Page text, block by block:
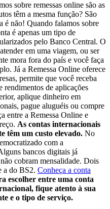
sobre remessas online são as
têm a mesma função? São
é não! Quando falamos sobre
é apenas um tipo de
pelo Banco Central. O
em uma viagem, ou ser
mora fora do país e você faça
Já a Remessa Online oferece
permite que você receba
rendimentos de aplicações
aplique dinheiro em
pague aluguéis ou compre
entre a Remessa Online e
As contas internacionais
têm um custo elevado. No
com a
bancos digitais já
cobram mensalidade. Dois
a do BS2. Conheça a conta
escolher entre uma conta
fique atento à sua
e o tipo de serviço.